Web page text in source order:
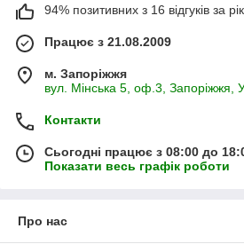
94% позитивних з 16 відгуків за рік
Працює з 21.08.2009
м. Запоріжжя
вул. Мінська 5, оф.3, Запоріжжя,
Контакти
Сьогодні працює з 08:00 до
Показати весь графік роботи
Про нас